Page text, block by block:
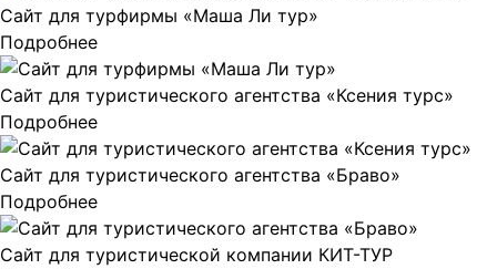
Сайт для турфирмы «Маша Ли тур»
Подробнее
Сайт для туристического агентства «Ксения турс»
Подробнее
Сайт для туристического агентства «Браво»
Подробнее
Сайт для туристической компании КИТ-ТУР